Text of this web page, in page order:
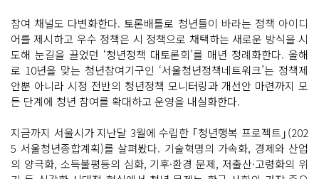
참여 채널도 다변화한다. 토론배틀로 청년들이 바라는 정책 아이디
어를 제시하고 우수 정책은 시 정책으로 채택하는 새로운 방식을 시
도해 눈길을 끌었던 ‘청년정책 대토론회’를 매년 정례화한다. 올해
로 10년을 맞는 청년참여기구인 ‘서울청년정책네트워크’는 정책제
안뿐 아니라 시정 전반의 청년정책 모니터링과 개선안 마련까지 모
든 단계에 청년 참여를 확대하고 운영을 내실화한다.
지금까지 서울시가 지난달 3월에 수립한 ｢청년행복 프로젝트｣(202
5 서울청년종합계획)를 살펴봤다. 기술혁명의 가속화, 경제와 산업
의 양극화, 소득불평등의 심화, 기후·환경 문제, 저출산·고령화의 위